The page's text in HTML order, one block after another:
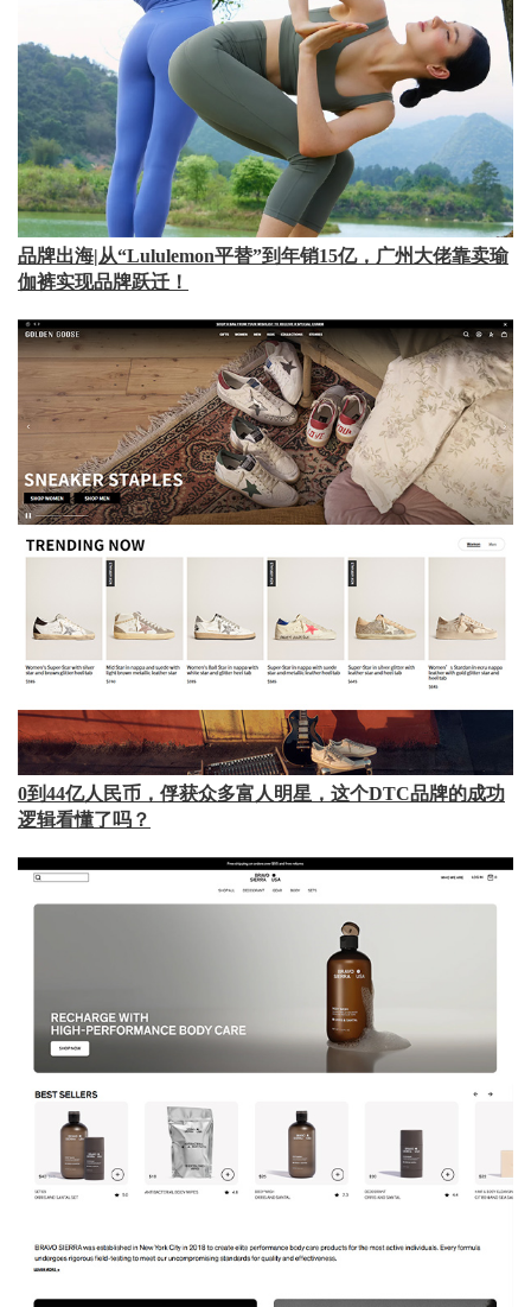
品牌出海|从“Lululemon平替”到年销15亿，广州大佬靠卖瑜
伽裤实现品牌跃迁！
0到44亿人民币，俘获众多富人明星，这个DTC品牌的成功
逻辑看懂了吗？